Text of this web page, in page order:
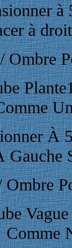
à
à
À
Gauche
Comme